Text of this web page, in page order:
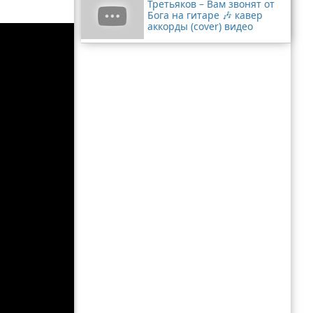
Третьяков – Вам звонят от
Бога на гитаре 🎶 кавер
аккорды (cover) видео